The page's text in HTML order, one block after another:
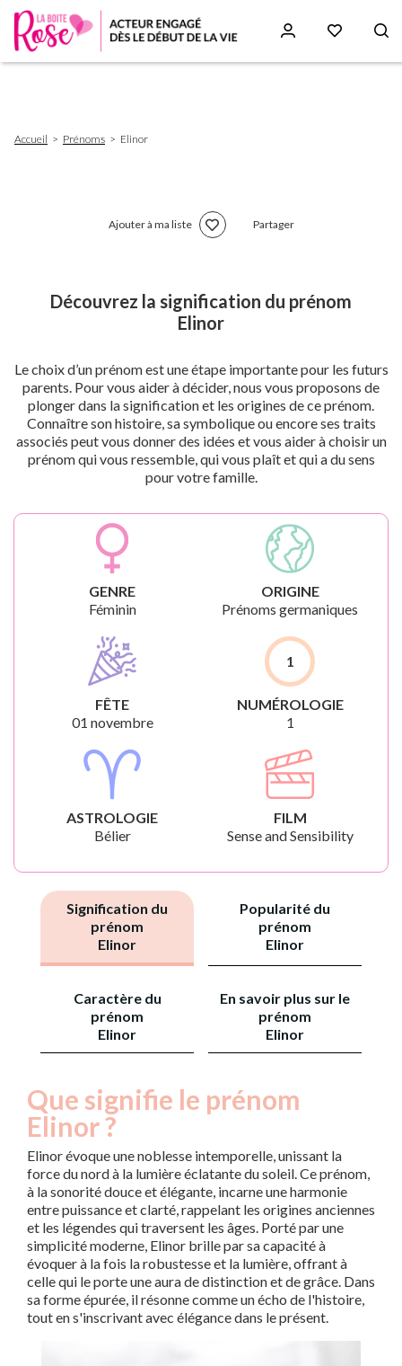
d'Ariane
Accueil Prénoms Elinor
Ajouter à ma liste Partager
Découvrez la signification du prénom
Elinor
Le choix d’un prénom est une étape importante pour les futurs
parents. Pour vous aider à décider, nous vous proposons de
plonger dans la signification et les origines de ce prénom.
Connaître son histoire, sa symbolique ou encore ses traits
associés peut vous donner des idées et vous aider à choisir un
prénom qui vous ressemble, qui vous plaît et qui a du sens
pour votre famille.
GENRE
Féminin
ORIGINE
Prénoms germaniques
FÊTE
01 novembre
1
NUMÉROLOGIE
1
ASTROLOGIE
Bélier
FILM
Sense and Sensibility
Signification du
prénom
Elinor
Popularité du
prénom
Elinor
Caractère du
prénom
Elinor
En savoir plus sur le
prénom
Elinor
Que signifie le prénom
Elinor ?
Elinor évoque une noblesse intemporelle, unissant la
force du nord à la lumière éclatante du soleil. Ce prénom,
à la sonorité douce et élégante, incarne une harmonie
entre puissance et clarté, rappelant les origines anciennes
et les légendes qui traversent les âges. Porté par une
simplicité moderne, Elinor brille par sa capacité à
évoquer à la fois la robustesse et la lumière, offrant à
celle qui le porte une aura de distinction et de grâce. Dans
sa forme épurée, il résonne comme un écho de l'histoire,
tout en s'inscrivant avec élégance dans le présent.